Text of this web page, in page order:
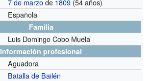
Española
Familia
Luis Domingo Cobo Muela
Información profesional
Aguadora
Batalla de Bailén